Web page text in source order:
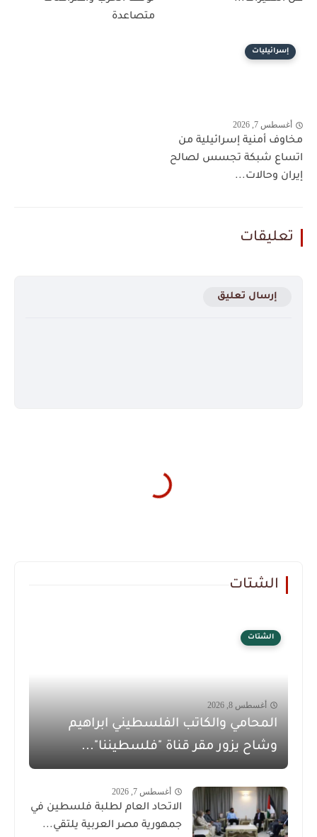
متصاعدة
إسرائيليات
أغسطس 7, 2026
مخاوف أمنية إسرائيلية من
اتساع شبكة تجسس لصالح
إيران وحالات...
تعليقات
إرسال تعليق
الشتات
الشتات
أغسطس 8, 2026
المحامي والكاتب الفلسطيني ابراهيم
وشاح يزور مقر قناة "فلسطيننا"...
أغسطس 7, 2026
الاتحاد العام لطلبة فلسطين في
جمهورية مصر العربية يلتقي...